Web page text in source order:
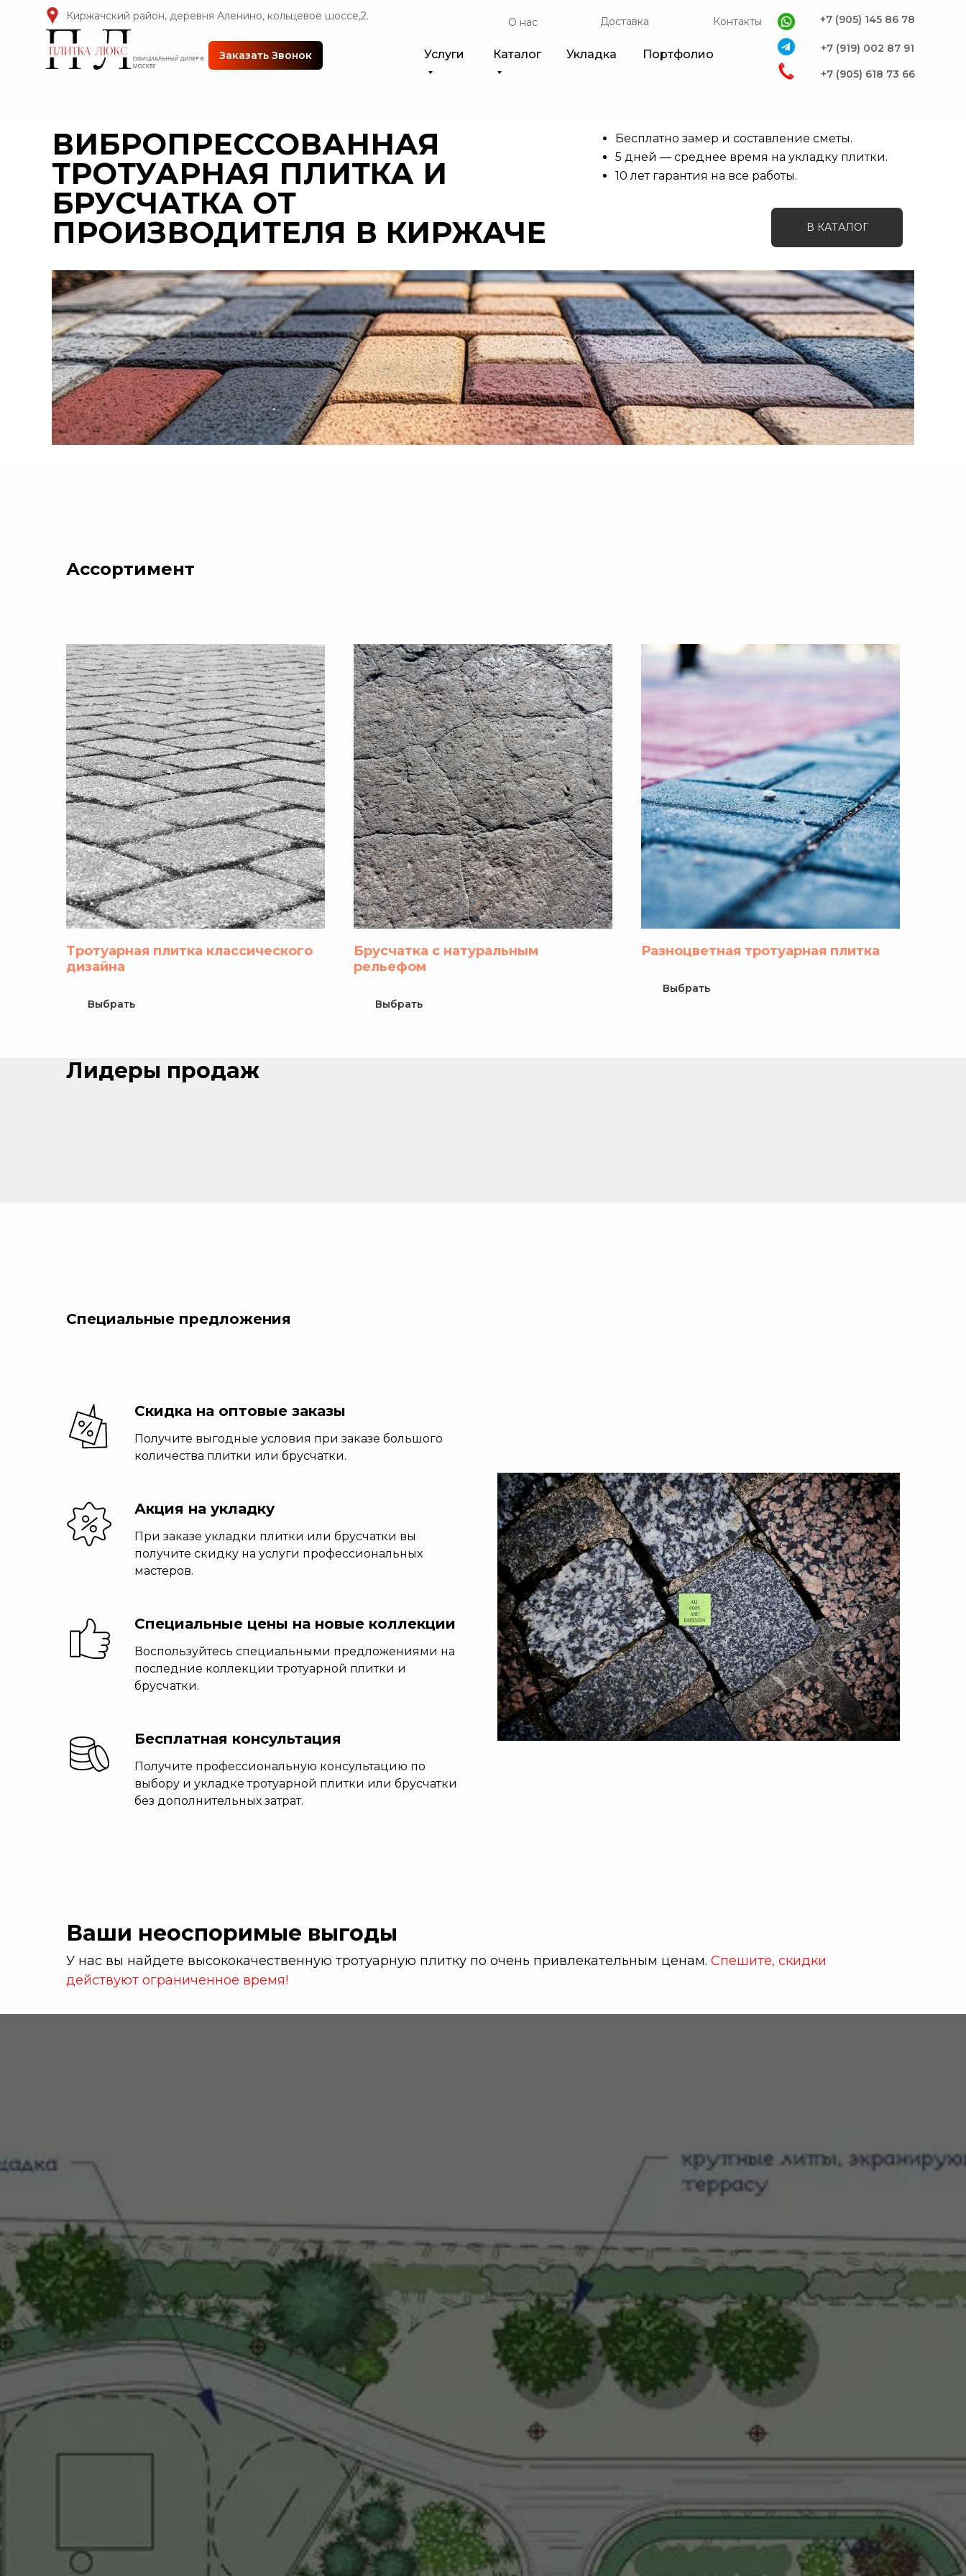
Киржачский район, деревня Аленино, кольцевое шоссе,2. О нас Доставка Контакты
Портфолио
Услуги Каталог Укладка
Заказать Звонок
+7 (905) 145 86 78
+7 (919) 002 87 91
+7 (905) 618 73 66
ВИБРОПРЕССОВАННАЯ
ТРОТУАРНАЯ ПЛИТКА И
БРУСЧАТКА ОТ
ПРОИЗВОДИТЕЛЯ В КИРЖАЧЕ
Бесплатно замер и составление сметы.
5 дней — среднее время на укладку плитки.
10 лет гарантия на все работы.
В КАТАЛОГ
Ассортимент
Тротуарная плитка классического
дизайна
Выбрать
Брусчатка с натуральным
рельефом
Выбрать
Разноцветная тротуарная плитка
Выбрать
Лидеры продаж
Специальные предложения
Скидка на оптовые заказы
Получите выгодные условия при заказе большого
количества плитки или брусчатки.
Акция на укладку
При заказе укладки плитки или брусчатки вы
получите скидку на услуги профессиональных
мастеров.
Специальные цены на новые коллекции
Воспользуйтесь специальными предложениями на
последние коллекции тротуарной плитки и
брусчатки.
Бесплатная консультация
Получите профессиональную консультацию по
выбору и укладке тротуарной плитки или брусчатки
без дополнительных затрат.
Ваши неоспоримые выгоды
У нас вы найдете высококачественную тротуарную плитку по очень привлекательным ценам. Спешите, скидки
действуют ограниченное время!